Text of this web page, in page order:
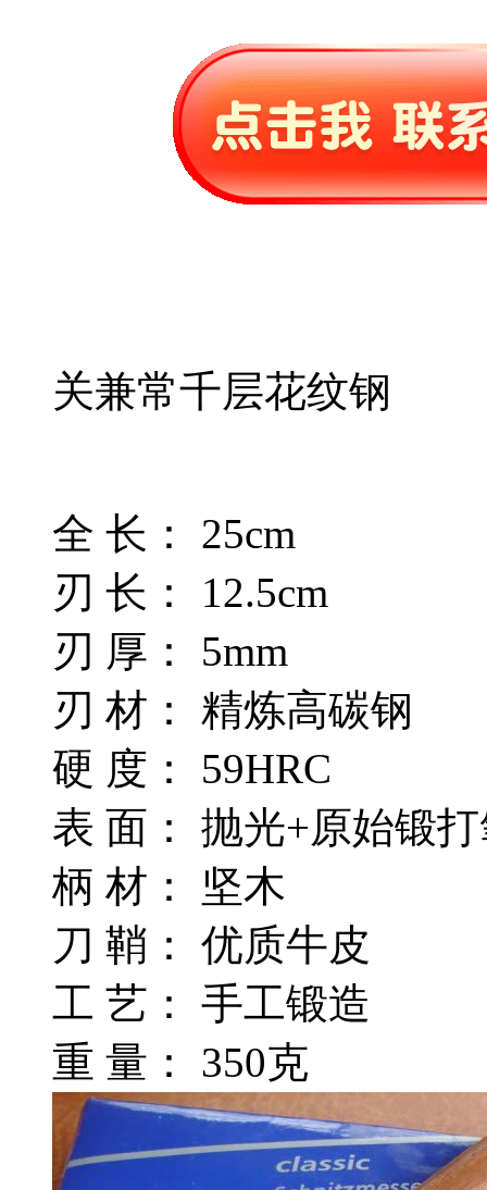
关兼常千层花纹钢
全 长： 25cm
刃 长： 12.5cm
刃 厚： 5mm
刃 材： 精炼高碳钢
硬 度： 59HRC
表 面： 抛光+原始锻
柄 材： 坚木
刀 鞘： 优质牛皮
工 艺： 手工锻造
重 量： 350克